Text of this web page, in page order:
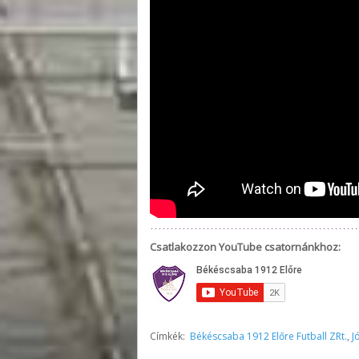
Csatlakozzon YouTube csatornánkhoz:
Címkék: Békéscsaba 1912 Előre Futball ZRt.,